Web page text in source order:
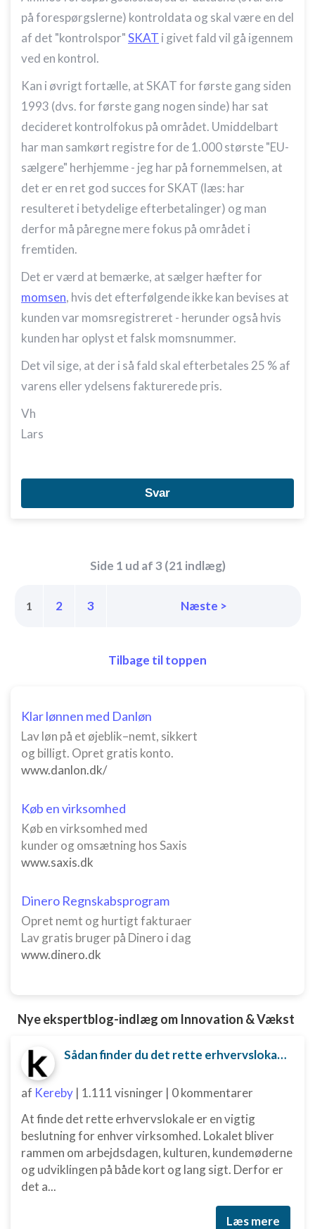
på forespørgslerne) kontroldata og skal være en del
af det "kontrolspor"SKAT i givet fald vil gå igennem
ved en kontrol.
Kan i øvrigt fortælle, at SKAT for første gang siden
1993 (dvs. for første gang nogen sinde) har sat
decideret kontrolfokus på området. Umiddelbart
har man samkørt registre for de 1.000 største "EU-
sælgere" herhjemme - jeg har på fornemmelsen, at
det er en ret god succes for SKAT (læs: har
resulteret i betydelige efterbetalinger) og man
derfor må påregne mere fokus på området i
fremtiden.
Det er værd at bemærke, at sælger hæfter for
momsen, hvis det efterfølgende ikke kan bevises at
kunden var momsregistreret - herunder også hvis
kunden har oplyst et falsk momsnummer.
Det vil sige, at der i så fald skal efterbetales 25 % af
varens eller ydelsens fakturerede pris.
Vh
Lars
Svar
Side 1 ud af 3 (21 indlæg)
1 2 3 Næste >
Tilbage til toppen
Klar lønnen med Danløn
Lav løn på et øjeblik–nemt, sikkert
og billigt. Opret gratis konto.
www.danlon.dk/
Køb en virksomhed
Køb en virksomhed med
kunder og omsætning hos Saxis
www.saxis.dk
Dinero Regnskabsprogram
Opret nemt og hurtigt fakturaer
Lav gratis bruger på Dinero i dag
www.dinero.dk
Nye ekspertblog-indlæg om Innovation & Vækst
Sådan finder du det rette erhvervslokale til din virksomhed
af Kereby | 1.111 visninger | 0 kommentarer
At finde det rette erhvervslokale er en vigtig
beslutning for enhver virksomhed. Lokalet bliver
rammen om arbejdsdagen, kulturen, kundemøderne
og udviklingen på både kort og lang sigt. Derfor er
det a...
Læs mere